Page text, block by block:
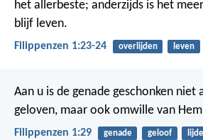
het allerbeste; anderzijds is het
blijf leven.
Filippenzen 1:23-24 overlijden leven
Aan u is de genade geschonken niet
geloven, maar ook omwille van
Filippenzen 1:29 genade geloof